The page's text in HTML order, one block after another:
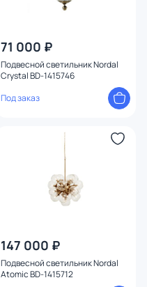
71 000 ₽
Подвесной светильник Nordal
Crystal BD-1415746
Под заказ
147 000 ₽
Подвесной светильник Nordal
Atomic BD-1415712